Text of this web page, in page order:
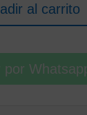
al carrito
por